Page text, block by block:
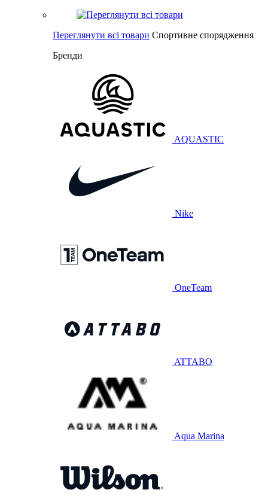
Переглянути всі товари Спортивне спорядження
Бренди
AQUASTIC
Nike
OneTeam
ATTABO
Aqua Marina